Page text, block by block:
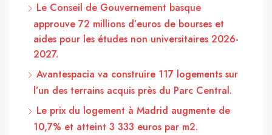
Le Conseil de Gouvernement basque
approuve 72 millions d’euros de bourses et
aides pour les études non universitaires 2026-
2027.
Avantespacia va construire 117 logements sur
l’un des terrains acquis près du Parc Central.
Le prix du logement à Madrid augmente de
10,7% et atteint 3 333 euros par m2.